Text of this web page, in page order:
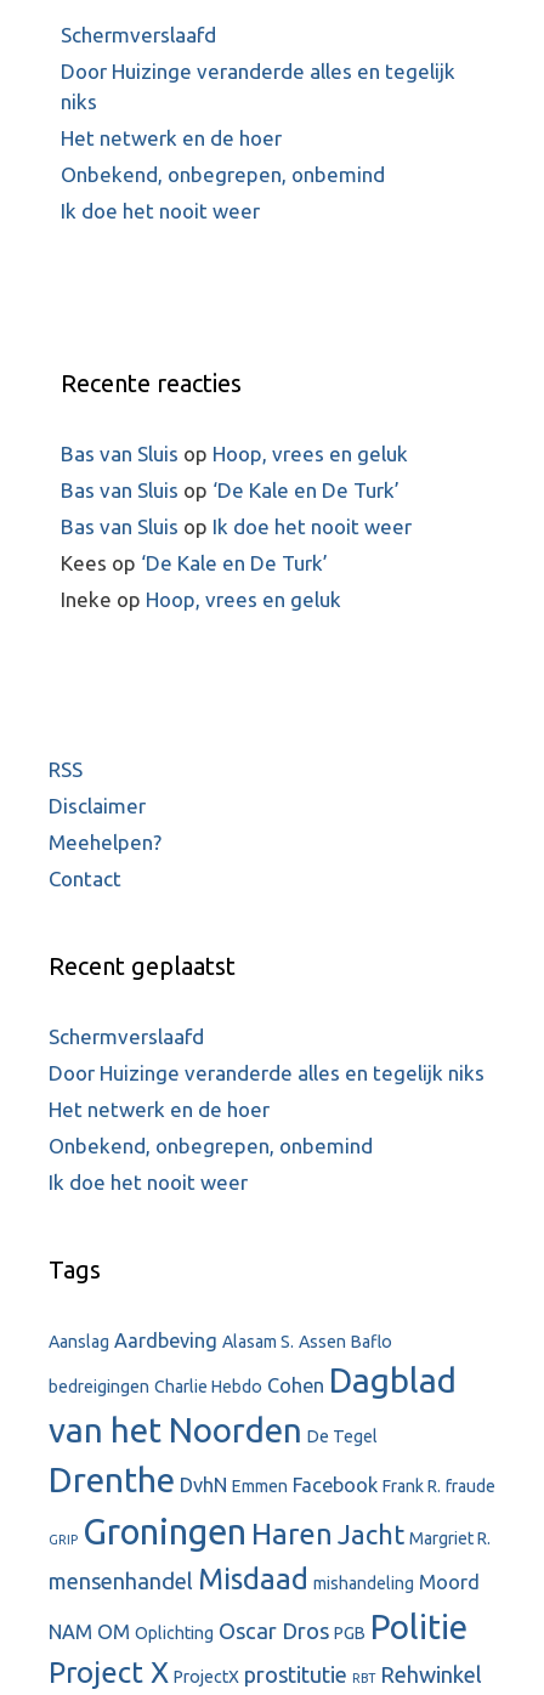
Schermverslaafd
Door Huizinge veranderde alles en tegelijk
niks
Het netwerk en de hoer
Onbekend, onbegrepen, onbemind
Ik doe het nooit weer
Recente reacties
Bas van Sluis op Hoop, vrees en geluk
Bas van Sluis op ‘De Kale en De Turk’
Bas van Sluis op Ik doe het nooit weer
Kees op ‘De Kale en De Turk’
Ineke op Hoop, vrees en geluk
RSS
Disclaimer
Meehelpen?
Contact
Recent geplaatst
Schermverslaafd
Door Huizinge veranderde alles en tegelijk niks
Het netwerk en de hoer
Onbekend, onbegrepen, onbemind
Ik doe het nooit weer
Tags
Aanslag Aardbeving Alasam S. Assen Baflo
bedreigingen Charlie Hebdo Cohen Dagblad
van het Noorden De Tegel
Drenthe DvhN Emmen Facebook Frank R. fraude
GRIP Groningen Haren Jacht Margriet R.
mensenhandel Misdaad mishandeling Moord
NAM OM Oplichting Oscar Dros PGB Politie
Project X ProjectX prostitutie RBT Rehwinkel